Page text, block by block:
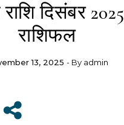
दिसंबर 2025
राशिफल
13, 2025 - By admin